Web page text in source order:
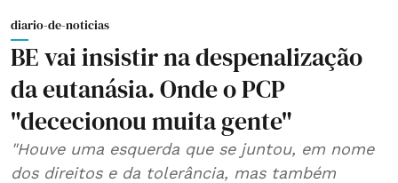
diario-de-noticias
BE vai insistir na despenalização
da eutanásia. Onde o PCP
"dececionou muita gente"
"Houve uma esquerda que se juntou, em nome
dos direitos e da tolerância, mas também